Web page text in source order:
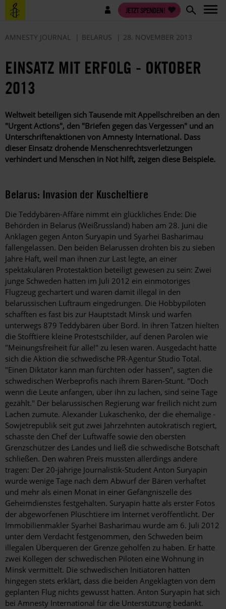
Direkt
zum
Benutzermenü JETZT SPENDEN!
AMNESTY JOURNAL BELARUS 28. NOVEMBER 2013
EINSATZ MIT ERFOLG - OKTOBER
2013
Weltweit beteiligen sich Tausende mit Appellschreiben an den
"Urgent Actions", den "Briefen gegen das Vergessen" und an
Unterschriften­aktionen von Amnesty International. Dass
dieser Einsatz drohende Menschenrechtsverletzungen
verhindert und Menschen in Not hilft, zeigen diese Beispiele.
Belarus: Invasion der Kuscheltiere
Die Teddybären-Affäre nimmt ein glückliches Ende: Die
Behörden in Belarus (Weißrussland) haben am 28. Juni die
Anklagen gegen Anton Suryapin und Syarhei Basharimau
fallengelassen. Den beiden Belarussen drohten bis zu sieben
Jahre Haft, weil man ihnen zur Last legte, an einer
spektakulären Protestaktion beteiligt gewesen zu sein: Zwei
junge Schweden hatten im Juli 2012 ein einmotoriges
Flugzeug gechartert und waren damit illegal in den
belarussischen Luftraum eingedrungen. Die Hobbypiloten
schafften es fast bis zur Hauptstadt Minsk und warfen
unterwegs 879 Teddybären über Bord. In ihren Tatzen hielten
die Stofftiere kleine Protestschilder, auf denen Parolen wie
"Meinungsfreiheit für alle!" zu lesen waren. Ausgedacht hatte
sich die Aktion die schwedische PR-Agentur Studio Total.
"Einen Diktator kann man fürchten oder hassen", sagten die
schwedischen Werbeprofis nach ihrem Bären-Stunt. "Doch
wenn die Leute anfangen, über ihn zu lachen, sind seine Tage
gezählt." Der belarussischen Regierung war freilich nicht zum
Lachen zumute. Alexander Lukaschenko, der die ehemalige ­
Sowjetrepublik seit gut zwei Jahrzehnten autokratisch regiert,
schasste den Chef der Luftwaffe sowie den obersten
Grenzschützer des Landes und ließ die schwedische Botschaft
schließen. Den wahren Preis mussten allerdings andere
tragen: Der 20-jährige Journalistik-Student Anton Suryapin
wurde wenige Tage nach dem Abwurf der Bären verhaftet
und mehr als einen Monat in einer Gefängniszelle des
Geheimdienstes festgehalten. Suryapin hatte als erster Fotos
der abgeworfenen Plüschtiere im Internet veröffentlicht. Der
Immobilienmakler Syarhei Basharimau wurde am 6. Juli 2012
unter dem Verdacht festgenommen, den Schweden beim
illegalen Überqueren der Grenze geholfen zu haben. Er hatte
zwei Kollegen der schwedischen Piloten eine Wohnung in
Minsk vermittelt. Die schwedischen Initiatoren hatten
hingegen stets erklärt, dass die beiden Angeklagten von dem
geplanten Flug nichts gewusst hatten. Anton Suryapin hat sich
bei Amnesty International für die Unterstützung bedankt.